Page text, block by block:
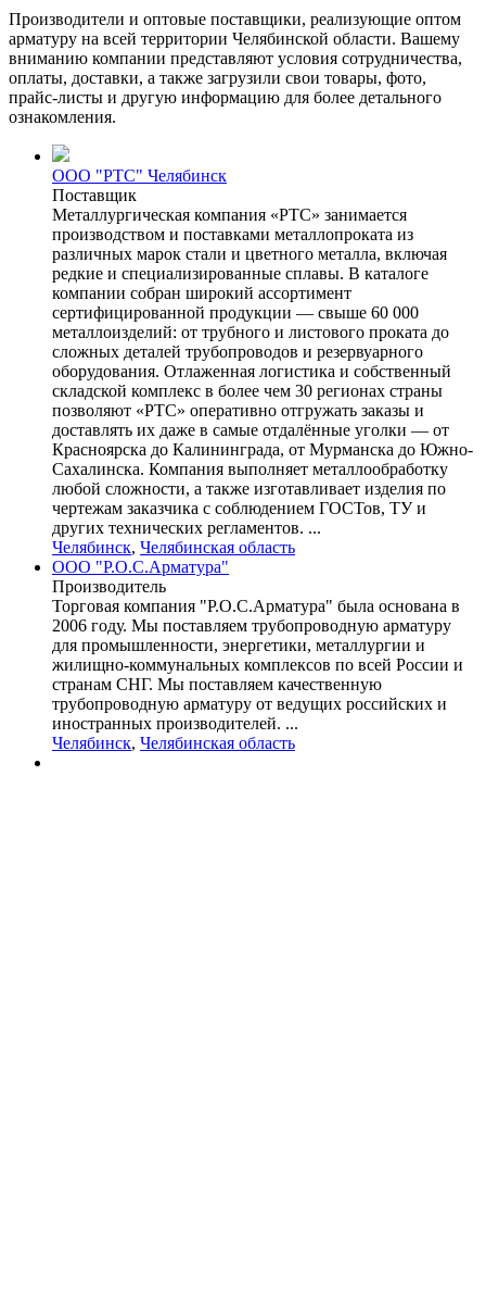
Производители и оптовые поставщики, реализующие оптом
арматуру на всей территории Челябинской области. Вашему
вниманию компании представляют условия сотрудничества,
оплаты, доставки, а также загрузили свои товары, фото,
прайс-листы и другую информацию для более детального
ознакомления.
ООО "РТС" Челябинск
Поставщик
Металлургическая компания «РТС» занимается
производством и поставками металлопроката из
различных марок стали и цветного металла, включая
редкие и специализированные сплавы. В каталоге
компании собран широкий ассортимент
сертифицированной продукции — свыше 60 000
металлоизделий: от трубного и листового проката до
сложных деталей трубопроводов и резервуарного
оборудования. Отлаженная логистика и собственный
складской комплекс в более чем 30 регионах страны
позволяют «РТС» оперативно отгружать заказы и
доставлять их даже в самые отдалённые уголки — от
Красноярска до Калининграда, от Мурманска до Южно-
Сахалинска. Компания выполняет металлообработку
любой сложности, а также изготавливает изделия по
чертежам заказчика с соблюдением ГОСТов, ТУ и
других технических регламентов. ...
Челябинск, Челябинская область
ООО "Р.О.С.Арматура"
Производитель
Торговая компания "Р.О.С.Арматура" была основана в
2006 году. Мы поставляем трубопроводную арматуру
для промышленности, энергетики, металлургии и
жилищно-коммунальных комплексов по всей России и
странам СНГ. Мы поставляем качественную
трубопроводную арматуру от ведущих российских и
иностранных производителей. ...
Челябинск, Челябинская область